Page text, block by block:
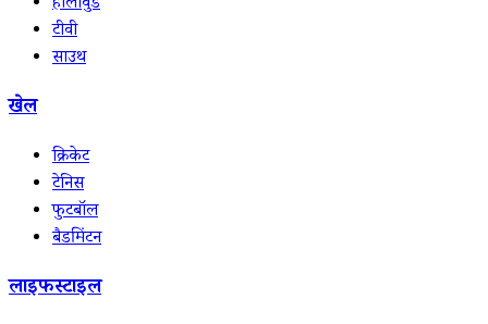
टीवी
साउथ
खेल
क्रिकेट
टेनिस
फुटबॉल
बैडमिंटन
लाइफस्टाइल